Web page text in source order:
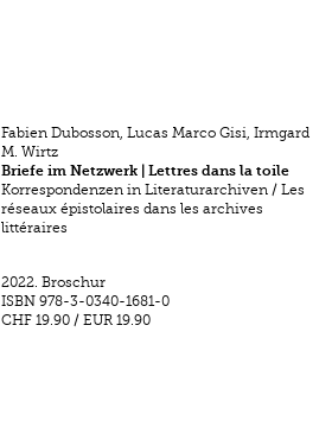
Fabien Dubosson, Lucas Marco Gisi, Irmgard
M. Wirtz
Briefe im Netzwerk | Lettres dans la toile
Korrespondenzen in Literaturarchiven / Les
réseaux épistolaires dans les archives
littéraires
2022. Broschur
ISBN 978-3-0340-1681-0
CHF 19.90 /EUR 19.90